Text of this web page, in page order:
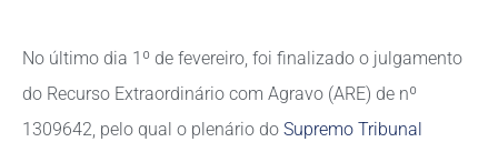
No último dia 1º de fevereiro, foi finalizado o julgamento
do Recurso Extraordinário com Agravo (ARE) de nº
1309642, pelo qual o plenário do Supremo Tribunal